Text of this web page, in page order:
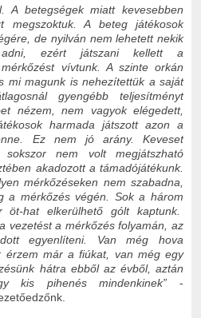
A betegségek miatt kevesebben
megszoktuk. A beteg játékosok
de nyilván nem lehetett nekik
adni, ezért játszani kellett a
vívtunk. A szinte orkán
mi magunk is nehezítettük a saját
gyengébb teljesítményt
nézem, nem vagyok elégedett,
harmada játszott azon a
Ez nem jó arány. Keveset
nem volt megjátszható
akadozott a támadójátékunk.
mérkőzéseken nem szabadna,
a mérkőzés végén. Sok a három
hat elkerülhető gólt kaptunk.
vezetést a mérkőzés folyamán, az
egyenlíteni. Van még hova
érzem már a fiúkat, van még egy
hátra ebből az évből, aztán
pihenés mindenkinek” -